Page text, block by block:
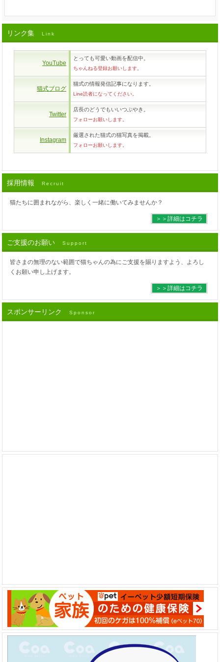
リンク集 Link
YouTube
とっても可愛い動画を配信中。
ちゃんねる登録お願いします。
猫式ブログ
猫式の情報発信記事になります。
Line読者になってください。
Twitter
店長のどうでもいいつぶやき。
フォローお願いします。
Instagram
厳選された猫式の猫写真を掲載。
フォローお願いします。
採用情報 Recruit
猫たちに囲まれながら、楽しく一緒に働いてみませんか？
＞＞詳細はコチラ
ご支援のお願い Support
皆さまの無理のない範囲で猫ちゃんの為にご支援を賜りますよう、よろし
くお願い申し上げます。
＞＞詳細はコチラ
スポンサーリンク Sponsor